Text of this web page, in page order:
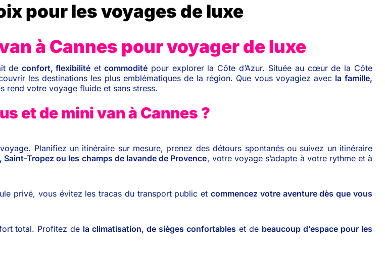
pour les voyages de luxe
à Cannes pour voyager de luxe
de confort, flexibilité et commodité pour explorer la Côte d’Azur. Située au cœur de la Côte
les destinations les plus emblématiques de la région. Que vous voyagiez avec la famille,
rend votre voyage fluide et sans stress.
et de mini van à Cannes ?
Planifiez un itinéraire sur mesure, prenez des détours spontanés ou suivez un itinéraire
Saint-Tropez ou les champs de lavande de Provence, votre voyage s’adapte à votre rythme et à
privé, vous évitez les tracas du transport public et commencez votre aventure dès que vous
total. Profitez de la climatisation, de sièges confortables et de beaucoup d’espace pour les